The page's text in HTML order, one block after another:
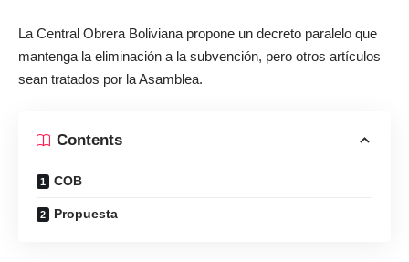
La Central Obrera Boliviana propone un decreto paralelo que
mantenga la eliminación a la subvención, pero otros artículos
sean tratados por la Asamblea.
Contents
COB
Propuesta